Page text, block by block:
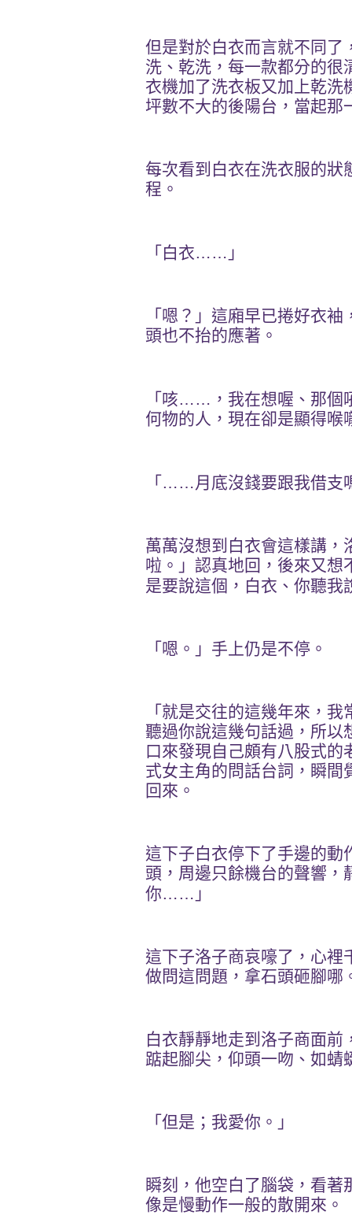
但是對於白衣而言就不同了
洗、乾洗，每一款都分的很
衣機加了洗衣板又加上乾洗
坪數不大的後陽台，當起那
每次看到白衣在洗衣服的狀
程。
「白衣…… 」
「嗯？」這廂早已捲好衣
頭也不抬的應著。
「咳…… ，我在想喔、那個
何物的人，現在卻是顯得喉
「 ……月底沒錢要跟我借支
萬萬沒想到白衣會這樣講，
啦。」認真地回，後來又想
是要說這個，白衣、你聽我
「嗯。」手上仍是不停。
「就是交往的這幾年來，
聽過你說這幾句話過，所以
口來發現自己頗有八股式
式女主角的問話台詞，瞬間
回來。
這下子白衣停下了手邊的動
頭，周邊只餘機台的聲響，
你…… 」
這下子洛子商哀嚎了，心裡
做問這問題，拿石頭砸腳哪
白衣靜靜地走到洛子商面
踮起腳尖，仰頭一吻、如蜻
「但是；我愛你。」
瞬刻，他空白了腦袋，看
像是慢動作一般的散開來。